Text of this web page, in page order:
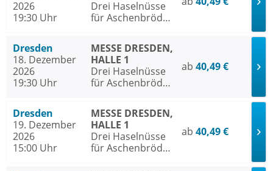
2026
19:30 Uhr
Drei Haselnüsse
für Aschenbrödel
Dresden
18. Dezember
2026
19:30 Uhr
MESSE DRESDEN,
HALLE 1
Drei Haselnüsse
für Aschenbrödel
ab 40,49 €
Dresden
19. Dezember
2026
15:00 Uhr
MESSE DRESDEN,
HALLE 1
Drei Haselnüsse
für Aschenbrödel
ab 40,49 €